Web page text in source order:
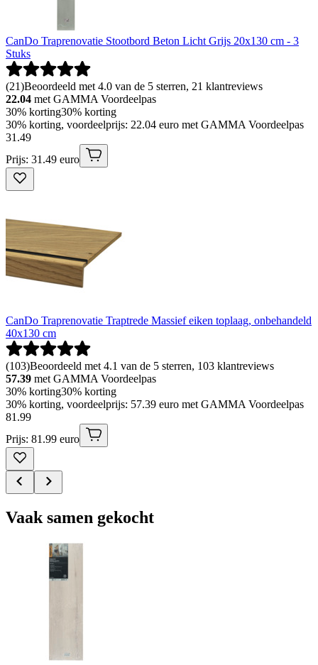
CanDo Traprenovatie Stootbord Beton Licht Grijs 20x130 cm - 3
Stuks
(21)Beoordeeld met 4.0 van de 5 sterren, 21 klantreviews
22.04 met GAMMA Voordeelpas
30% korting30% korting
30% korting, voordeelprijs: 22.04 euro met GAMMA Voordeelpas
31 .49
Prijs: 31.49 euro
CanDo Traprenovatie Traptrede Massief eiken toplaag, onbehandeld
40x130 cm
(103)Beoordeeld met 4.1 van de 5 sterren, 103 klantreviews
57.39 met GAMMA Voordeelpas
30% korting30% korting
30% korting, voordeelprijs: 57.39 euro met GAMMA Voordeelpas
81 .99
Prijs: 81.99 euro
Vaak samen gekocht